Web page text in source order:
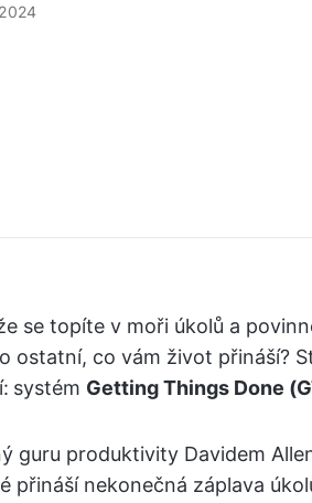
se topíte v moři úkolů a
ostatní, co vám život přináší?
systém Getting Things Done
guru produktivity Davidem
přináší nekonečná záplava